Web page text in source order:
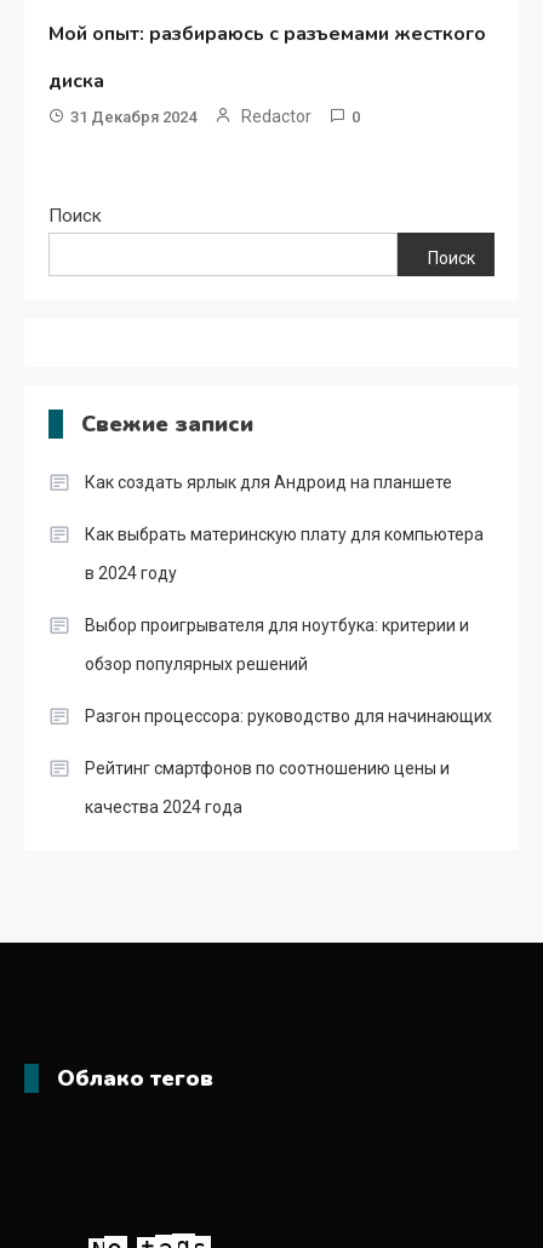
Мой опыт: разбираюсь с разъемами жесткого
диска
31 Декабря 2024 Redactor 0
Поиск
Поиск
Свежие записи
Как создать ярлык для Андроид на планшете
Как выбрать материнскую плату для компьютера
в 2024 году
Выбор проигрывателя для ноутбука: критерии и
обзор популярных решений
Разгон процессора: руководство для начинающих
Рейтинг смартфонов по соотношению цены и
качества 2024 года
Облако тегов